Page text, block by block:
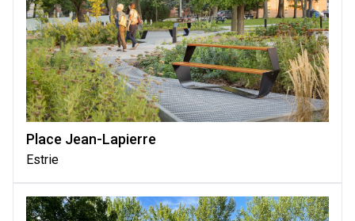
Place Jean-Lapierre
Estrie